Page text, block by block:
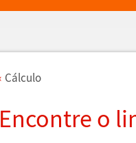
Cálculo
Encontre o